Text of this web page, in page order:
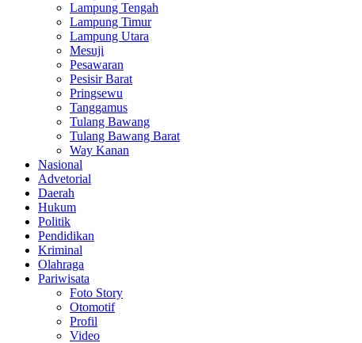
Lampung Tengah
Lampung Timur
Lampung Utara
Mesuji
Pesawaran
Pesisir Barat
Pringsewu
Tanggamus
Tulang Bawang
Tulang Bawang Barat
Way Kanan
Nasional
Advetorial
Daerah
Hukum
Politik
Pendidikan
Kriminal
Olahraga
Pariwisata
Foto Story
Otomotif
Profil
Video